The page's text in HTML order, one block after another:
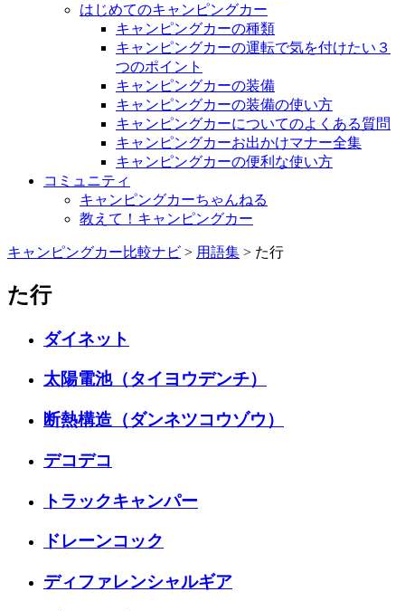
はじめてのキャンピングカー
キャンピングカーの種類
キャンピングカーの運転で気を付けたい３
つのポイント
キャンピングカーの装備
キャンピングカーの装備の使い方
キャンピングカーについてのよくある質問
キャンピングカーお出かけマナー全集
キャンピングカーの便利な使い方
コミュニティ
キャンピングカーちゃんねる
教えて！キャンピングカー
キャンピングカー比較ナビ > 用語集 > た行
た行
ダイネット
太陽電池（タイヨウデンチ）
断熱構造（ダンネツコウゾウ）
デコデコ
トラックキャンパー
ドレーンコック
ディファレンシャルギア